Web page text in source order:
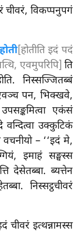
चीवरं, विकप्पनुपगं
[होतीति इदं पदं
एवमुपरिपि] ति
निस्सज्जितब्बं
पन, भिक्खवे,
एकंसं
वन्दित्वा उक्कुटिकं
– ‘‘इदं मे,
इमाहं सङ्घस्स
देसेतब्बा. ब्यत्तेन
निस्सट्ठचीवरं
चीवरं इत्थन्नामस्स